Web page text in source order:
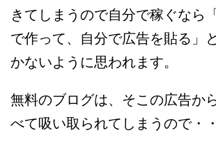
きてしまうので自分で稼ぐなら
で作って、自分で広告を貼る」
かないように思われます。
無料のブログは、そこの広告か
べて吸い取られてしまうので・